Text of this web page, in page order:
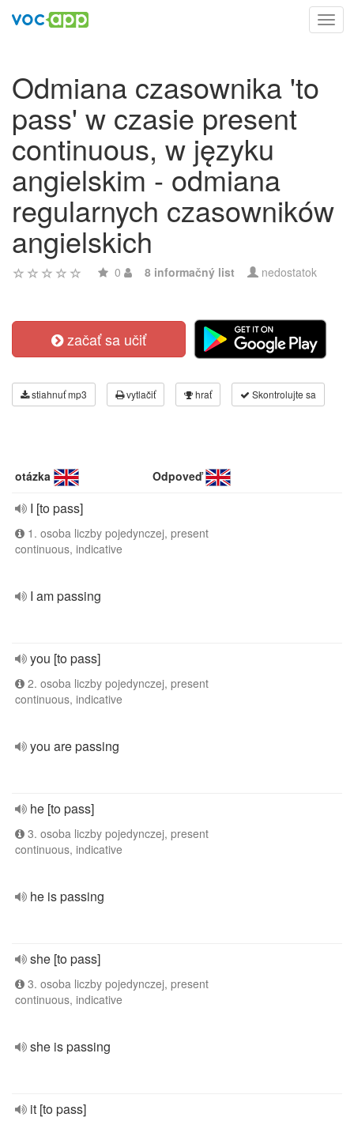
Odmiana czasownika 'to
pass' w czasie present
continuous, w języku
angielskim - odmiana
regularnych czasowników
angielskich
0 8 informačný list nedostatok
začať sa učiť
stiahnuť mp3 vytlačiť hrať Skontrolujte sa
otázka Odpoveď
I [to pass]
1. osoba liczby pojedynczej, present
continuous, indicative
I am passing
you [to pass]
2. osoba liczby pojedynczej, present
continuous, indicative
you are passing
he [to pass]
3. osoba liczby pojedynczej, present
continuous, indicative
he is passing
she [to pass]
3. osoba liczby pojedynczej, present
continuous, indicative
she is passing
it [to pass]